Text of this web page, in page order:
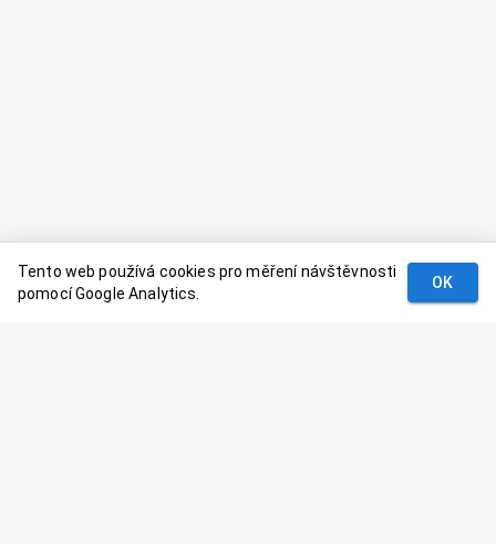
Tento web používá cookies pro měření návštěvnosti
pomocí Google Analytics.
OK